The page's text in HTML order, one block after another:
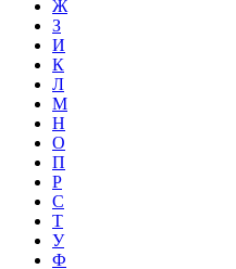
Ж
З
И
К
Л
М
Н
О
П
Р
С
Т
У
Ф